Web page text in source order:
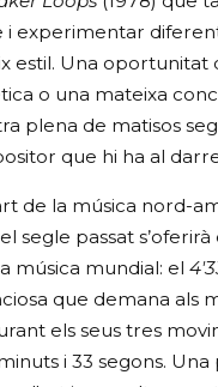
i experimentar
estil. Una oportunitat
o una mateixa
plena de matisos
que hi ha al
de la música nord-
segle passat s’oferirà
música mundial: el
que demana als
els seus tres
i 33 segons. Una